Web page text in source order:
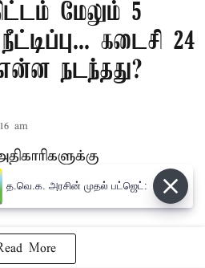
மேலும் 5
கடைசி 24
நடந்தது?
am
முதல்-
More
த.வெ.க. அரசின் முதல் பட்ஜெட்: